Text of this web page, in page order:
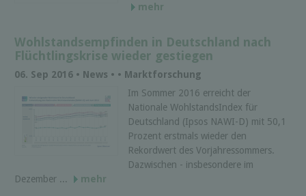
mehr
Wohlstandsempfinden in Deutschland nach
Flüchtlingskrise wieder gestiegen
06. Sep 2016 • News • • Marktforschung
Im Sommer 2016 erreicht der
Nationale WohlstandsIndex für
Deutschland (Ipsos NAWI-D) mit 50,1
Prozent erstmals wieder den
Rekordwert des Vorjahressommers.
Dazwischen - insbesondere im
Dezember ...
mehr